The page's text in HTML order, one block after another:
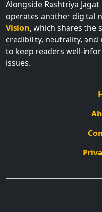
Alongside Rashtriya
operates another digital
Vision, which shares the
credibility, neutrality,
to keep readers well-
issues.